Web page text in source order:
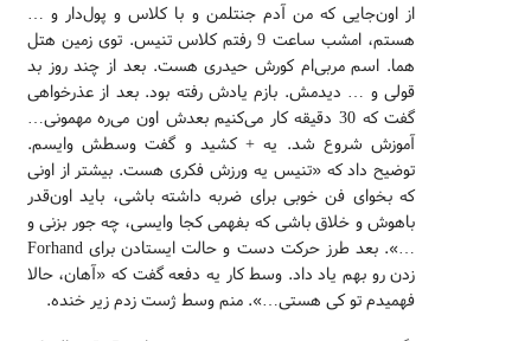
از اون‌جایی که من آدم جنتلمن و با کلاس و پول‌دار و …
هستم، امشب ساعت 9 رفتم کلاس تنیس. توی زمین هتل
هما. اسم مربی‌ام کورش حیدری هست. بعد از چند روز بد
قولی و … دیدمش. بازم یادش رفته بود. بعد از عذرخواهی
گفت که 30 دقیقه کار می‌کنیم بعدش اون می‌ره مهمونی…
آموزش شروع شد. یه + کشید و گفت وسطش وایسم.
توضیح داد که «تنیس یه ورزش فکری هست. بیشتر از اونی
که بخوای فن خوبی برای ضربه داشته باشی، باید اون‌قدر
باهوش و خلاق باشی که بفهمی کجا وایسی، چه جور بزنی و
…». بعد طرز حرکت دست و حالت ایستادن برای Forhand
زدن رو بهم یاد داد. وسط کار یه دفعه گفت که «آهان، حالا
فهمیدم تو کی هستی…». منم وسط ژست زدم زیر خنده.